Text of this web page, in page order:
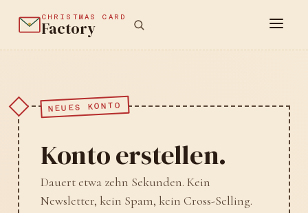
CHRISTMAS CARD
Factory
NEUES KONTO
Konto erstellen.
Dauert etwa zehn Sekunden. Kein
Newsletter, kein Spam, kein Cross-Selling.